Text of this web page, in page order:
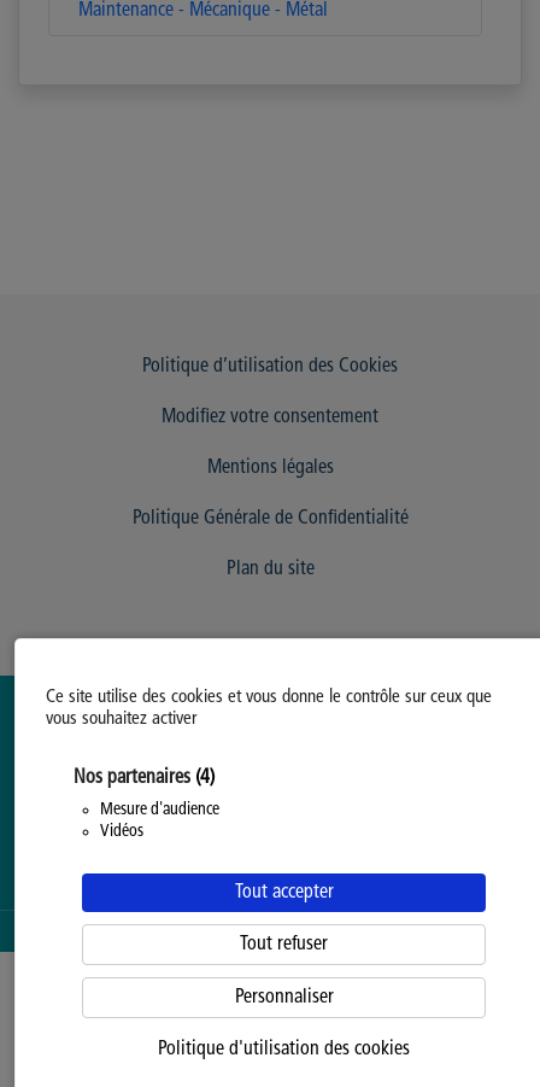
Ce site utilise des cookies et vous donne le contrôle sur ceux que
vous souhaitez activer
Nos partenaires (4)
Mesure d'audience
Vidéos
Tout accepter
Tout refuser
Personnaliser
Politique d'utilisation des cookies
Maintenance - Mécanique - Métal
Politique d’utilisation des Cookies
Modifiez votre consentement
Mentions légales
Politique Générale de Confidentialité
Plan du site
SERVICE PROPOSÉ PAR LA